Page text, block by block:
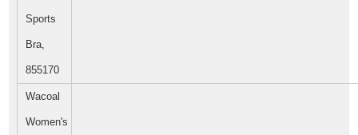
Sports
Bra,
855170
Wacoal
Women's